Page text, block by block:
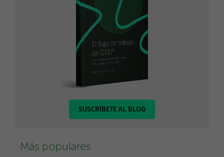
SUSCRÍBETE AL BLOG
Más populares